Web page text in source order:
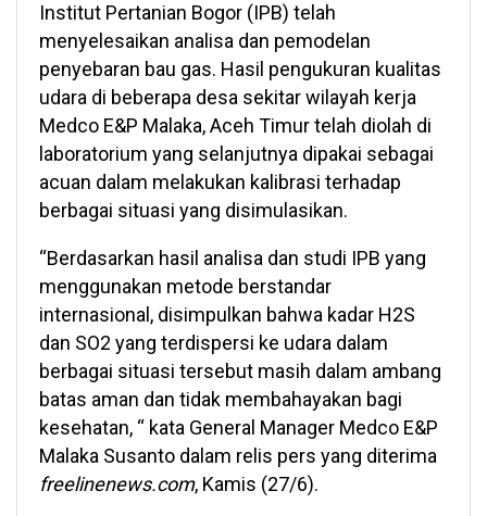
Institut Pertanian Bogor (IPB) telah
menyelesaikan analisa dan pemodelan
penyebaran bau gas. Hasil pengukuran kualitas
udara di beberapa desa sekitar wilayah kerja
Medco E&P Malaka, Aceh Timur telah diolah di
laboratorium yang selanjutnya dipakai sebagai
acuan dalam melakukan kalibrasi terhadap
berbagai situasi yang disimulasikan.
“Berdasarkan hasil analisa dan studi IPB yang
menggunakan metode berstandar
internasional, disimpulkan bahwa kadar H2S
dan SO2 yang terdispersi ke udara dalam
berbagai situasi tersebut masih dalam ambang
batas aman dan tidak membahayakan bagi
kesehatan, “ kata General Manager Medco E&P
Malaka Susanto dalam relis pers yang diterima
freelinenews.com, Kamis (27/6).